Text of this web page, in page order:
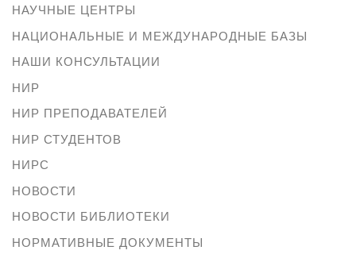
НАУЧНЫЕ ЦЕНТРЫ
НАЦИОНАЛЬНЫЕ И МЕЖДУНАРОДНЫЕ БАЗЫ
НАШИ КОНСУЛЬТАЦИИ
НИР
НИР ПРЕПОДАВАТЕЛЕЙ
НИР СТУДЕНТОВ
НИРС
НОВОСТИ
НОВОСТИ БИБЛИОТЕКИ
НОРМАТИВНЫЕ ДОКУМЕНТЫ